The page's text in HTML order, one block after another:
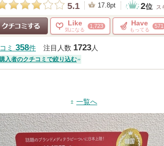
5.1 17.8pt 2位 ス
Like
気になる
1,723 Have
もってる
571
ミ 358件 注目人数 1723人
入者のクチコミで絞り込む
一覧へ